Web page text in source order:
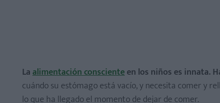
Laalimentación conscienteen los niños es innata.
cuándo su estómago está vacío, y necesita comer y
lo que ha llegado el momento de dejar de comer.